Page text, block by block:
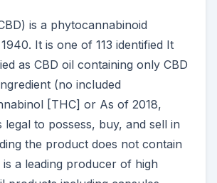
is a phytocannabinoid
It is one of 113 identified It
as CBD oil containing only CBD
(no included
[THC] or As of 2018,
legal to possess, buy, and sell in
the product does not contain
a leading producer of high